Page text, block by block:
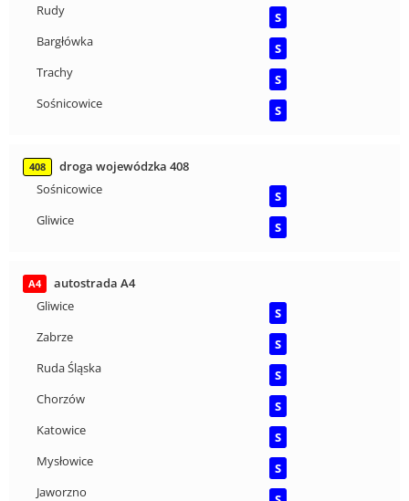
Rudy
S
Bargłówka
S
Trachy
S
Sośnicowice
S
408
droga wojewódzka 408
Sośnicowice
S
Gliwice
S
A4
autostrada A4
Gliwice
S
Zabrze
S
Ruda Śląska
S
Chorzów
S
Katowice
S
Mysłowice
S
Jaworzno